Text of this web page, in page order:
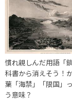
慣れ親しんだ用語「
科書から消えそう！
葉「海禁」「限国」
う意味？